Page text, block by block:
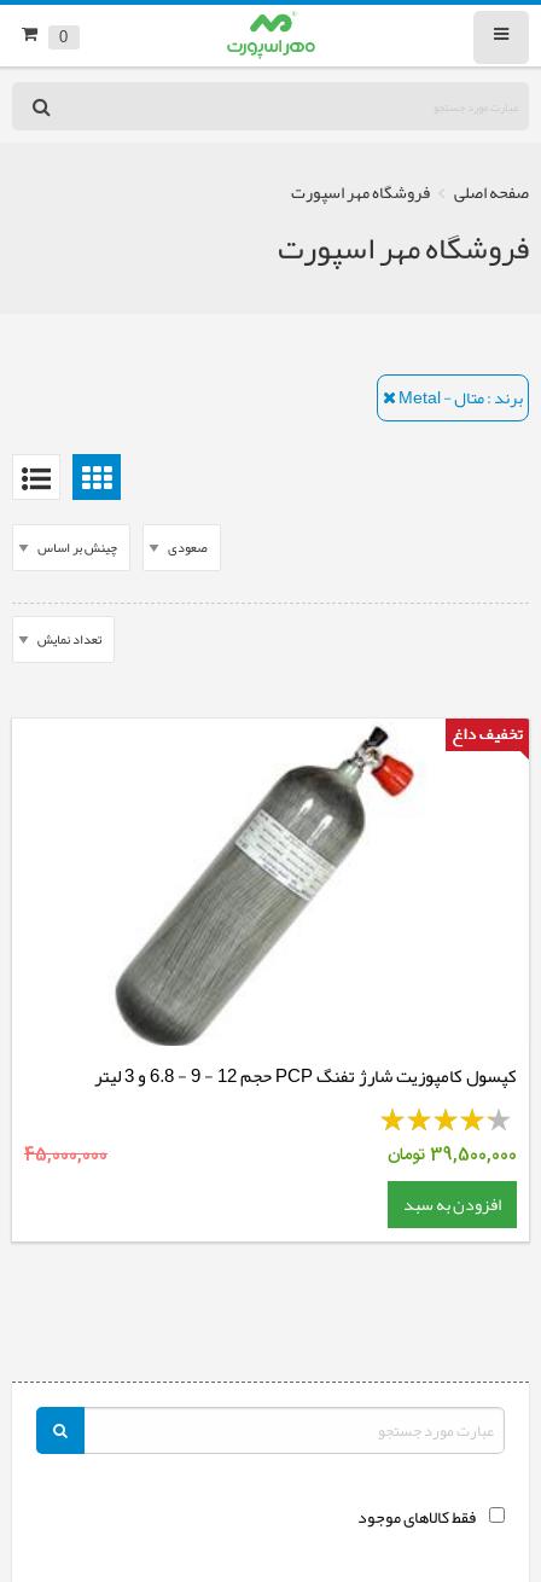
0
صفحه اصلی فروشگاه مهر اسپورت
فروشگاه مهر اسپورت
برند : متال - Metal
کپسول کامپوزیت شارژ تفنگ PCP حجم 12 - 9 - 6.8 و 3 لیتر
39,500,000تومان 45,000,000
افزودن به سبد
فقط کالاهای موجود